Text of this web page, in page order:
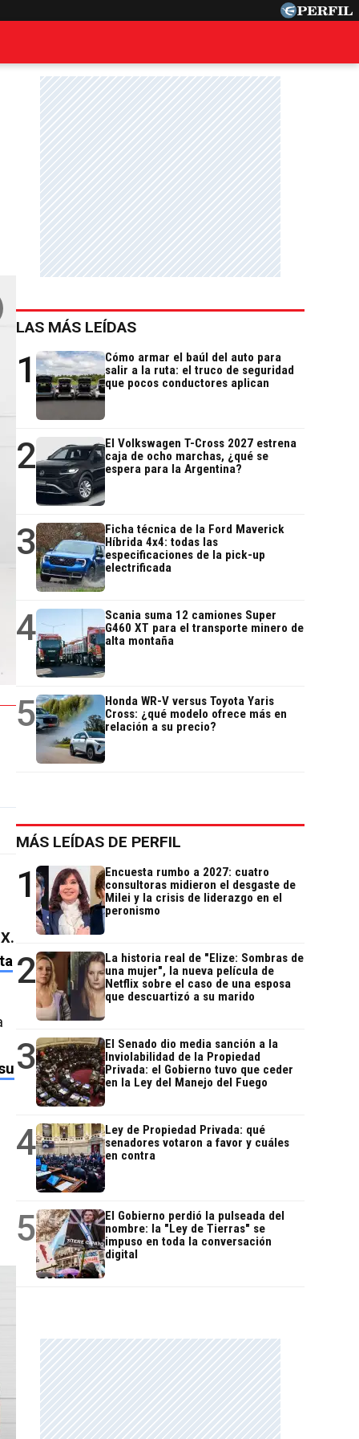
LAS MÁS LEÍDAS
1
Cómo armar el baúl del auto para
salir a la ruta: el truco de seguridad
que pocos conductores aplican
2
El Volkswagen T-Cross 2027 estrena
caja de ocho marchas, ¿qué se
espera para la Argentina?
3
Ficha técnica de la Ford Maverick
Híbrida 4x4: todas las
especificaciones de la pick-up
electrificada
4
Scania suma 12 camiones Super
G460 XT para el transporte minero de
alta montaña
5
Honda WR-V versus Toyota Yaris
Cross: ¿qué modelo ofrece más en
relación a su precio?
MÁS LEÍDAS DE PERFIL
1
Encuesta rumbo a 2027: cuatro
consultoras midieron el desgaste de
Milei y la crisis de liderazgo en el
peronismo
2
La historia real de "Elize: Sombras de
una mujer", la nueva película de
Netflix sobre el caso de una esposa
que descuartizó a su marido
3
El Senado dio media sanción a la
Inviolabilidad de la Propiedad
Privada: el Gobierno tuvo que ceder
en la Ley del Manejo del Fuego
4
Ley de Propiedad Privada: qué
senadores votaron a favor y cuáles
en contra
5
El Gobierno perdió la pulseada del
nombre: la "Ley de Tierras" se
impuso en toda la conversación
digital